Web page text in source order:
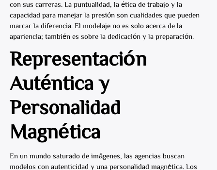
con sus carreras. La puntualidad, la ética de trabajo y la
capacidad para manejar la presión son cualidades que pueden
marcar la diferencia. El modelaje no es solo acerca de la
apariencia; también es sobre la dedicación y la preparación.
Representación
Auténtica y
Personalidad
Magnética
En un mundo saturado de imágenes, las agencias buscan
modelos con autenticidad y una personalidad magnética. Los